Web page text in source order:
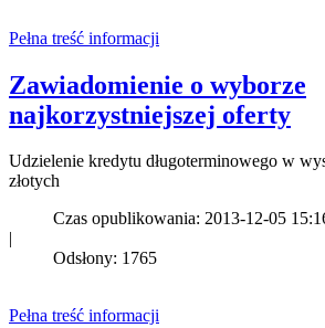
Pełna treść informacji
Zawiadomienie o wyborze
najkorzystniejszej oferty
Udzielenie kredytu długoterminowego w
złotych
Czas opublikowania: 2013-12-05
|
Odsłony: 1765
Pełna treść informacji